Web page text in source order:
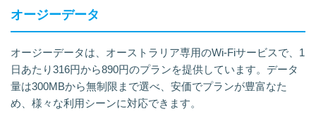
オージーデータ
オージーデータは、オーストラリア専用のWi-Fiサービスで、1
日あたり316円から890円のプランを提供しています。データ
量は300MBから無制限まで選べ、安価でプランが豊富なた
め、様々な利用シーンに対応できます。